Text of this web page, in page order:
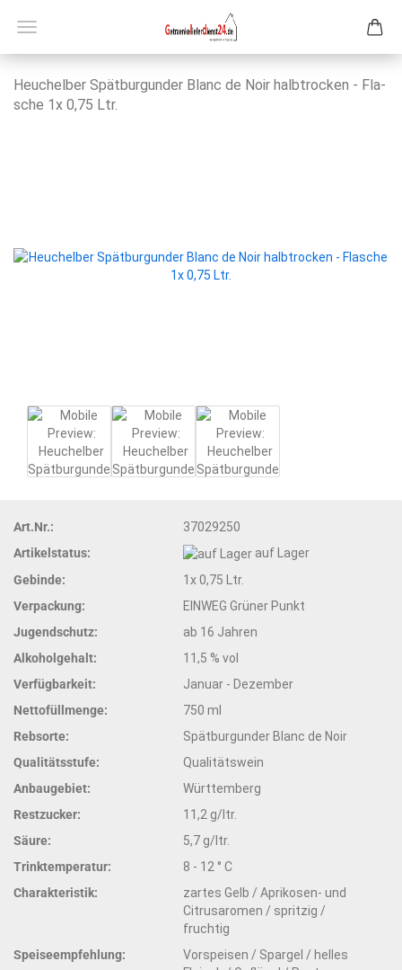
Heu­chel­ber Spät­bur­gun­der Blanc de Noir halb­tro­cken - Fla­
sche 1x 0,75 Ltr.
Art.Nr.:
37029250
Artikelstatus:
auf Lager
Gebinde:
1x 0,75 Ltr.
Verpackung:
EINWEG Grüner Punkt
Jugendschutz:
ab 16 Jahren
Alkoholgehalt:
11,5 % vol
Verfügbarkeit:
Januar - Dezember
Nettofüllmenge:
750 ml
Rebsorte:
Spätburgunder Blanc de Noir
Qualitätsstufe:
Qualitätswein
Anbaugebiet:
Württemberg
Restzucker:
11,2 g/ltr.
Säure:
5,7 g/ltr.
Trinktemperatur:
8 - 12 ° C
Charakteristik:
zartes Gelb / Aprikosen- und
Citrusaromen / spritzig /
fruchtig
Speiseempfehlung:
Vorspeisen / Spargel / helles